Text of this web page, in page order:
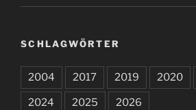
SCHLAGWÖRTER
2004 2017 2019 2020
2024 2025 2026